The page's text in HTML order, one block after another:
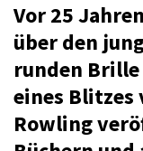
Vor 25
über den
runden
eines Blitzes
Rowling